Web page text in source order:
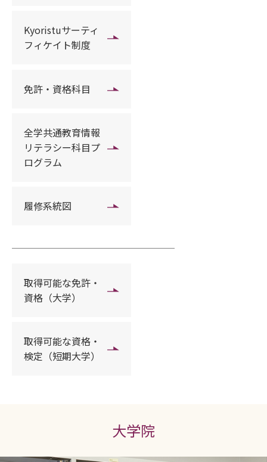
Kyoristuサーティ
フィケイト制度
免許・資格科目
全学共通教育情報
リテラシー科目プ
ログラム
履修系統図
取得可能な免許・
資格（大学）
取得可能な資格・
検定（短期大学）
大学院